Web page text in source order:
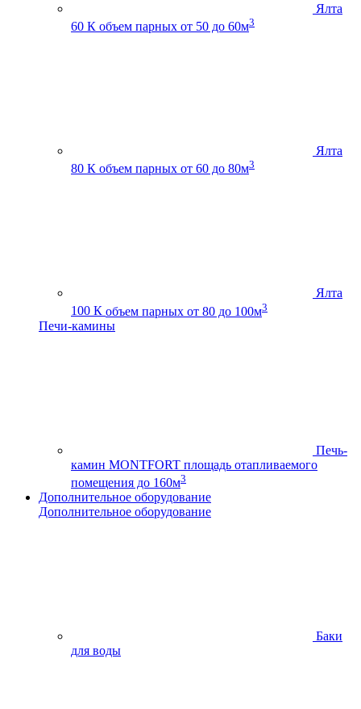
Ялта
60 К объем парных от 50 до 60м3
Ялта
80 К объем парных от 60 до 80м3
Ялта
100 К объем парных от 80 до 100м3
Печи-камины
Печь-
камин MONTFORT площадь отапливаемого
помещения до 160м3
Дополнительное оборудование
Дополнительное оборудование
Баки
для воды